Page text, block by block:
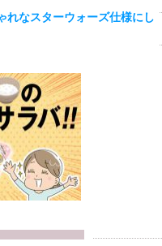
れなスターウォーズ仕様にし